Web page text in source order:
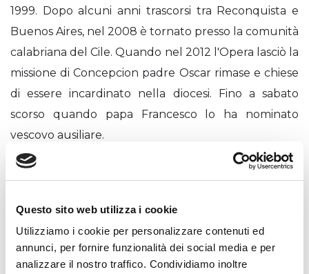
Questo sito web utilizza i cookie
Utilizziamo i cookie per personalizzare contenuti ed
annunci, per fornire funzionalità dei social media e per
analizzare il nostro traffico. Condividiamo inoltre
1999. Dopo alcuni anni trascorsi tra Reconquista e
Buenos Aires, nel 2008 è tornato presso la comunità
calabriana del Cile. Quando nel 2012 l'Opera lasciò la
missione di Concepcion padre Oscar rimase e chiese
di essere incardinato nella diocesi. Fino a sabato
scorso quando papa Francesco lo ha nominato
vescovo ausiliare.
Come Famiglia Calabriana siamo felici per padre
importante incarico al servizio della Chiesa.